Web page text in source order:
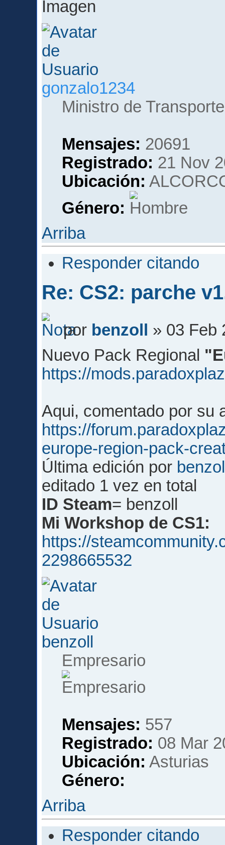
gonzalo1234
Ministro de Transporte
Mensajes: 20691
Registrado: 21 Nov
Ubicación:
Género:
Arriba
Responder citando
Re: CS2: parche
por benzoll
» 03 Feb
Nuevo Pack Regional
https://
Aqui, comentado por su
https://
europe-region-pack-
Última edición por
editado 1 vez en total
ID Steam= benzoll
Mi Workshop de CS1:
https://
2298665532
benzoll
Empresario
Mensajes: 557
Registrado: 08 Mar
Ubicación: Asturias
Género:
Arriba
Responder citando